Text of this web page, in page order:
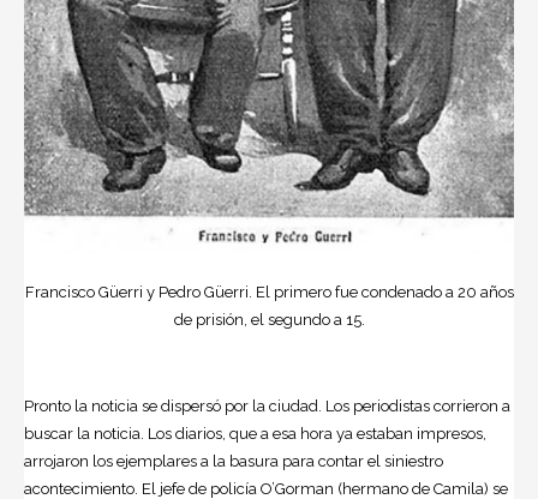
Francisco Güerri y Pedro Güerri. El primero fue condenado a 20 años
de prisión, el segundo a 15.
Pronto la noticia se dispersó por la ciudad. Los periodistas corrieron a
buscar la noticia. Los diarios, que a esa hora ya estaban impresos,
arrojaron los ejemplares a la basura para contar el siniestro
acontecimiento. El jefe de policía O’Gorman (hermano de Camila) se